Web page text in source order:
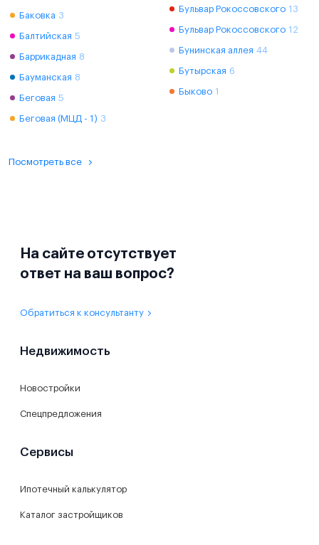
Баковка 3
Балтийская 5
Баррикадная 8
Бауманская 8
Беговая 5
Беговая (МЦД - 1) 3
Бульвар Рокоссовского 13
Бульвар Рокоссовского 12
Бунинская аллея 44
Бутырская 6
Быково 1
Посмотреть все
На сайте отсутствует
ответ на ваш вопрос?
Обратиться к консультанту
Недвижимость
Новостройки
Спецпредложения
Сервисы
Ипотечный калькулятор
Каталог застройщиков